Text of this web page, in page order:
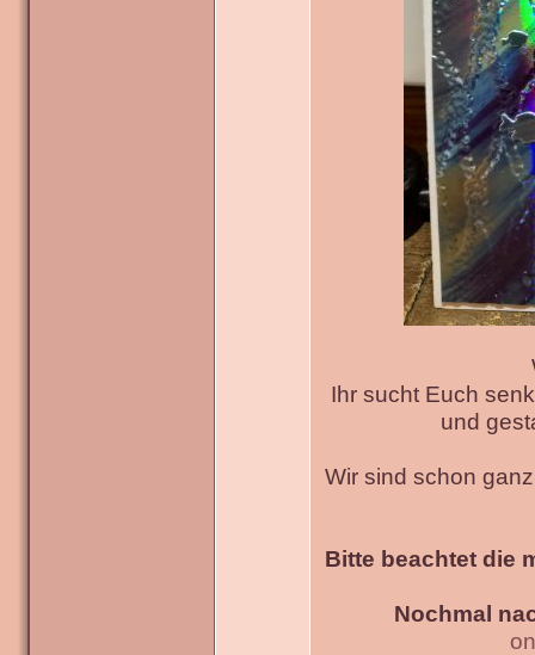
Ihr sucht Euch
und
Wir sind schon
Bitte beachtet die
Nochmal